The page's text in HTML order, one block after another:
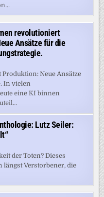
revolutioniert
Ansätze für die
Neue Ansätze
In vielen
eine KI binnen
Lutz Seiler:
der Toten? Dieses
längst Verstorbener, die